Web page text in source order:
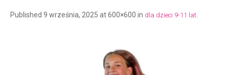
Published 9 września, 2025 at 600×600 in dla dzieci 9-11 lat